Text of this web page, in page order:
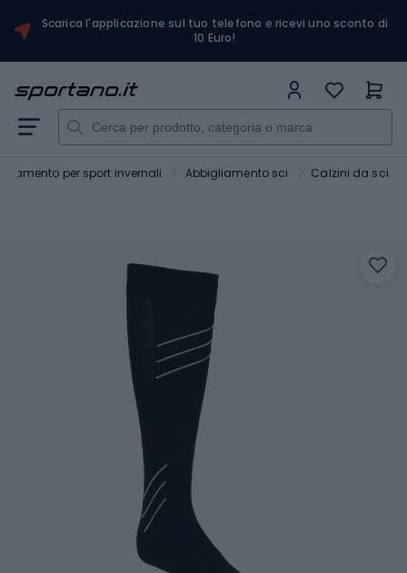
Scarica l'applicazione sul tuo telefono e ricevi uno sconto di
10 Euro!
per sport invernali Abbigliamento sci Calzini da sci